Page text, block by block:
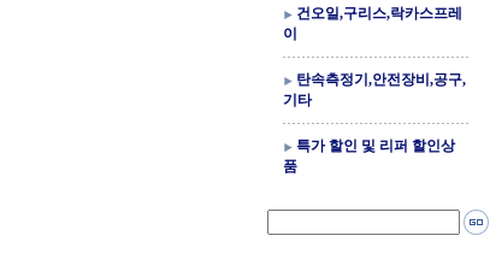
건오일,구리스,락카스프레
이
탄속측정기,안전장비,공구,
기타
특가 할인 및 리퍼 할인상
품